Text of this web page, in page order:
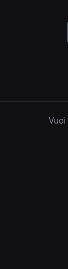
Vuoi